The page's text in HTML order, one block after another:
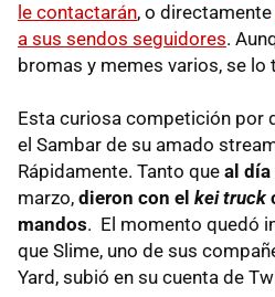
le contactarán, o directamente
a sus sendos seguidores.
bromas y memes varios, se lo
Esta curiosa competición por
el Sambar de su amado
Rápidamente. Tanto que al
marzo, dieron con el kei truck
mandos. El momento quedó
que Slime, uno de sus
Yard, subió en su cuenta de